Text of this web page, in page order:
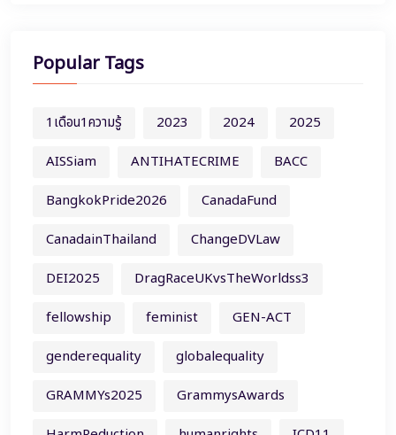
Popular Tags
1เดือน1ความรู้ 2023 2024
2025
AISSiam
ANTIHATECRIME
BACC
BangkokPride2026
CanadaFund
CanadainThailand
ChangeDVLaw
DEI2025
DragRaceUKvsTheWorldss3
fellowship
feminist
GEN-ACT
genderequality
globalequality
GRAMMYs2025
GrammysAwards